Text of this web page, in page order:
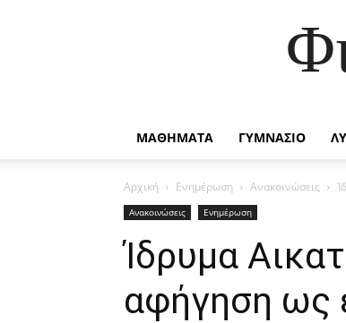
ΜΑΘΗΜΑΤΑ ΓΥΜΝΑΣΙΟ
Αρχική Ενημέρωση Ανακοινώσεις
Ανακοινώσεις Ενημέρωση
Ίδρυμα
αφήγηση ως